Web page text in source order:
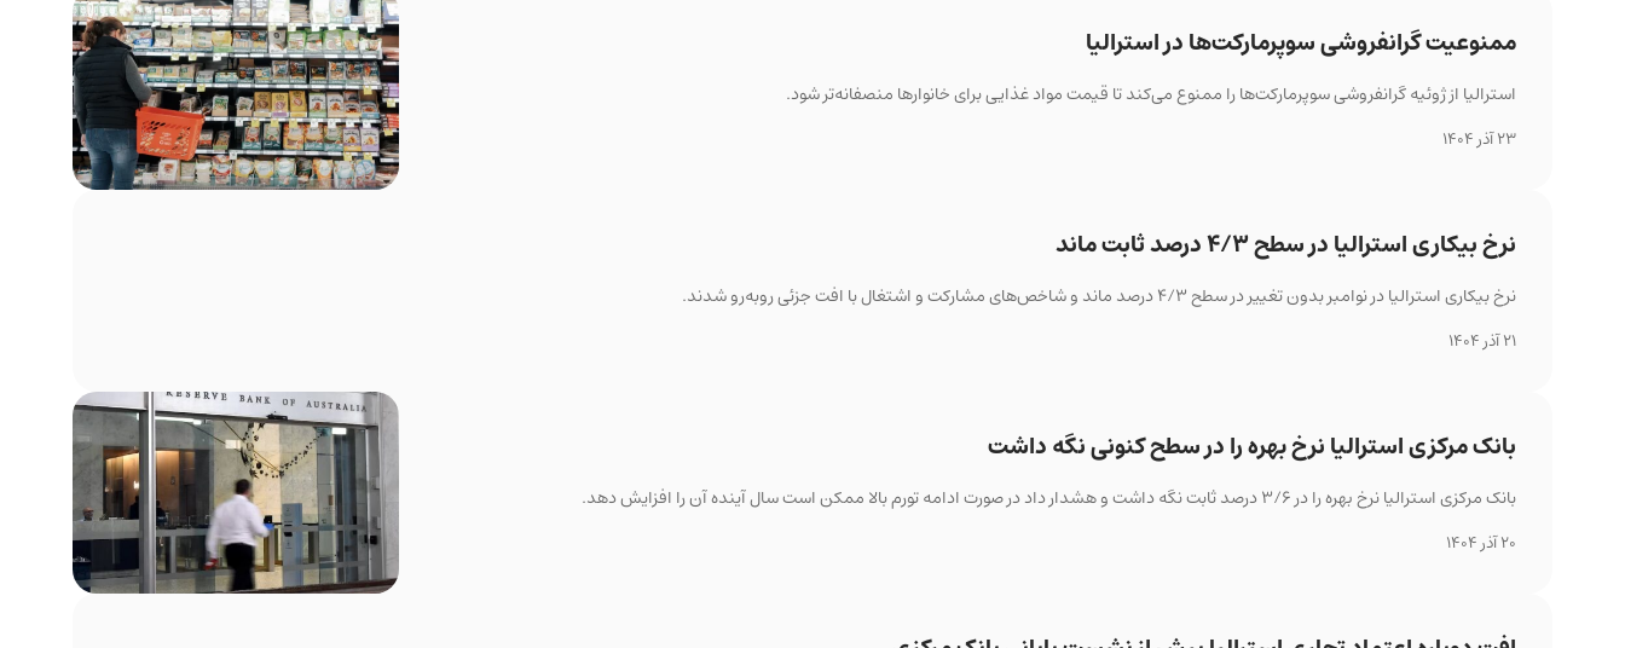
ممنوعیت گرانفروشی سوپرمارکت‌ها در استرالیا
استرالیا از ژوئیه گرانفروشی سوپرمارکت‌ها را ممنوع می‌کند تا قیمت مواد غذایی برای خانوارها منصفانه‌تر شود.
23 آذر 1404
نرخ بیکاری استرالیا در سطح ۴/۳ درصد ثابت ماند
نرخ بیکاری استرالیا در نوامبر بدون تغییر در سطح ۴/۳ درصد ماند و شاخص‌های مشارکت و اشتغال با افت جزئی روبه‌رو شدند.
21 آذر 1404
بانک مرکزی استرالیا نرخ بهره را در سطح کنونی نگه داشت
بانک مرکزی استرالیا نرخ بهره را در ۳/۶ درصد ثابت نگه داشت و هشدار داد در صورت ادامه تورم بالا ممکن است سال آینده آن را افزایش دهد.
20 آذر 1404